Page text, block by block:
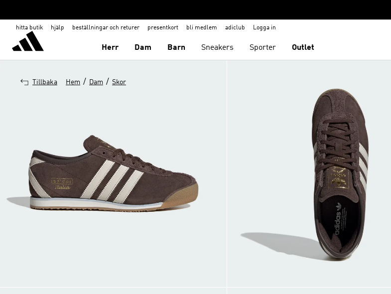
hitta butik hjälp beställningar och returer presentkort bli medlem adiclub Logga in
Herr Dam Barn Sneakers Sporter Outlet
Tillbaka Hem / Dam / Skor